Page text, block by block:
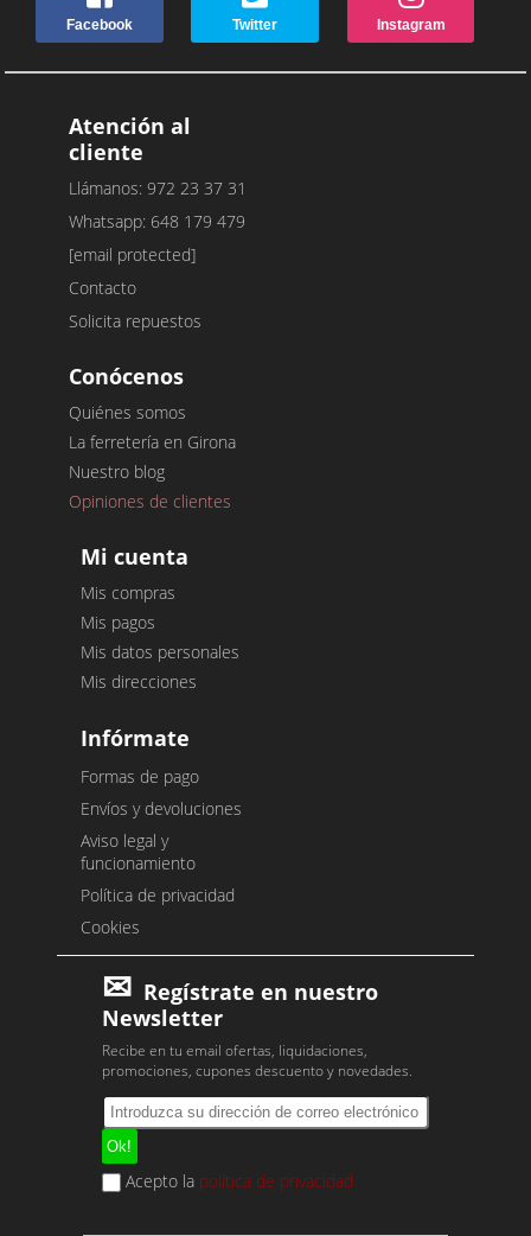
Facebook Twitter Instagram
Atención al
cliente
Llámanos: 972 23 37 31
Whatsapp: 648 179 479
[email protected]
Contacto
Solicita repuestos
Conócenos
Quiénes somos
La ferretería en Girona
Nuestro blog
Opiniones de clientes
Mi cuenta
Mis compras
Mis pagos
Mis datos personales
Mis direcciones
Infórmate
Formas de pago
Envíos y devoluciones
Aviso legal y
funcionamiento
Política de privacidad
Cookies
Regístrate en nuestro
Newsletter
Recibe en tu email ofertas, liquidaciones,
promociones, cupones descuento y novedades.
Acepto la política de privacidad